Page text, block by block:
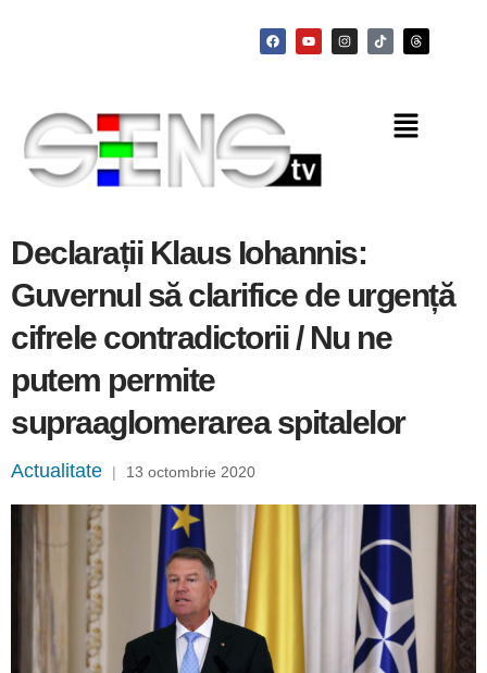
Declarații Klaus Iohannis:
Guvernul să clarifice de urgență
cifrele contradictorii / Nu ne
putem permite
supraaglomerarea spitalelor
Actualitate | 13 octombrie 2020